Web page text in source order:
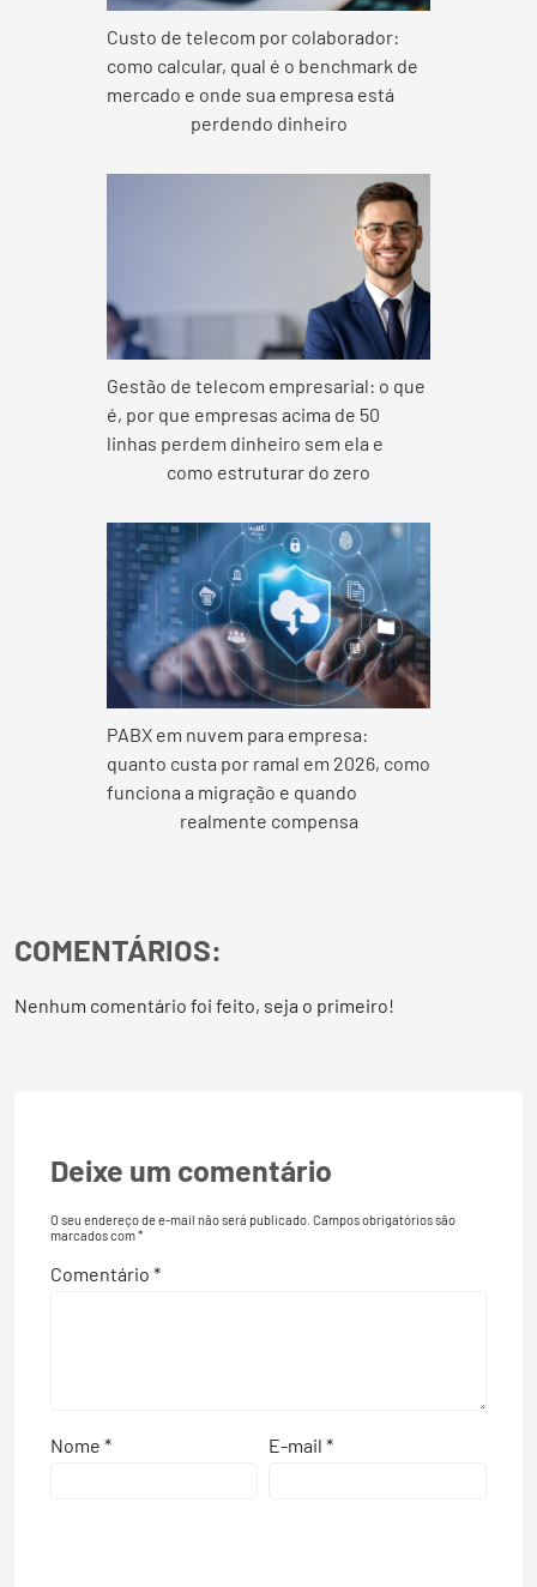
Custo de telecom por colaborador:
como calcular, qual é o benchmark de
mercado e onde sua empresa está
perdendo dinheiro
Gestão de telecom empresarial: o que
é, por que empresas acima de 50
linhas perdem dinheiro sem ela e
como estruturar do zero
PABX em nuvem para empresa:
quanto custa por ramal em 2026, como
funciona a migração e quando
realmente compensa
COMENTÁRIOS:
Nenhum comentário foi feito, seja o primeiro!
Deixe um comentário
O seu endereço de e-mail não será publicado. Campos obrigatórios são
marcados com*
Comentário *
Nome * E-mail *